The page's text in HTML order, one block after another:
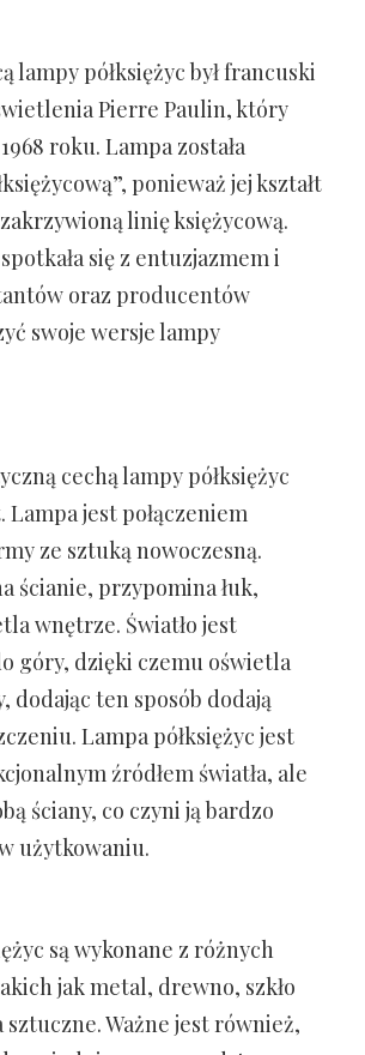
lampy półksiężyc był francuski
Pierre Paulin, który
roku. Lampa została
ponieważ jej kształt
linię księżycową.
się z entuzjazmem i
oraz producentów
swoje wersje lampy
cechą lampy półksiężyc
Lampa jest połączeniem
ze sztuką nowoczesną.
ścianie, przypomina łuk,
wnętrze. Światło jest
góry, dzięki czemu oświetla
dodając ten sposób dodają
Lampa półksiężyc jest
źródłem światła, ale
ściany, co czyni ją bardzo
użytkowaniu.
są wykonane z różnych
jak metal, drewno, szkło
Ważne jest również,